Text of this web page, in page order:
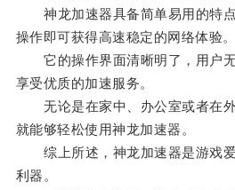
神龙加速器具备简单易用的特点
操作即可获得高速稳定的网络体验。
它的操作界面清晰明了，用户无
享受优质的加速服务。
无论是在家中、办公室或者在外
就能够轻松使用神龙加速器。
综上所述，神龙加速器是游戏爱
利器。